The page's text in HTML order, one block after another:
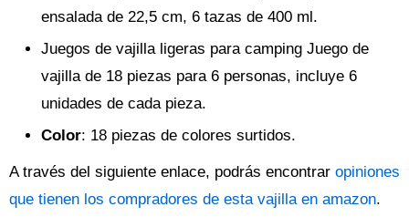
ensalada de 22,5 cm, 6 tazas de 400 ml.
Juegos de vajilla ligeras para camping Juego de
vajilla de 18 piezas para 6 personas, incluye 6
unidades de cada pieza.
Color: 18 piezas de colores surtidos.
A través del siguiente enlace, podrás encontrar opiniones
que tienen los compradores de esta vajilla en amazon.